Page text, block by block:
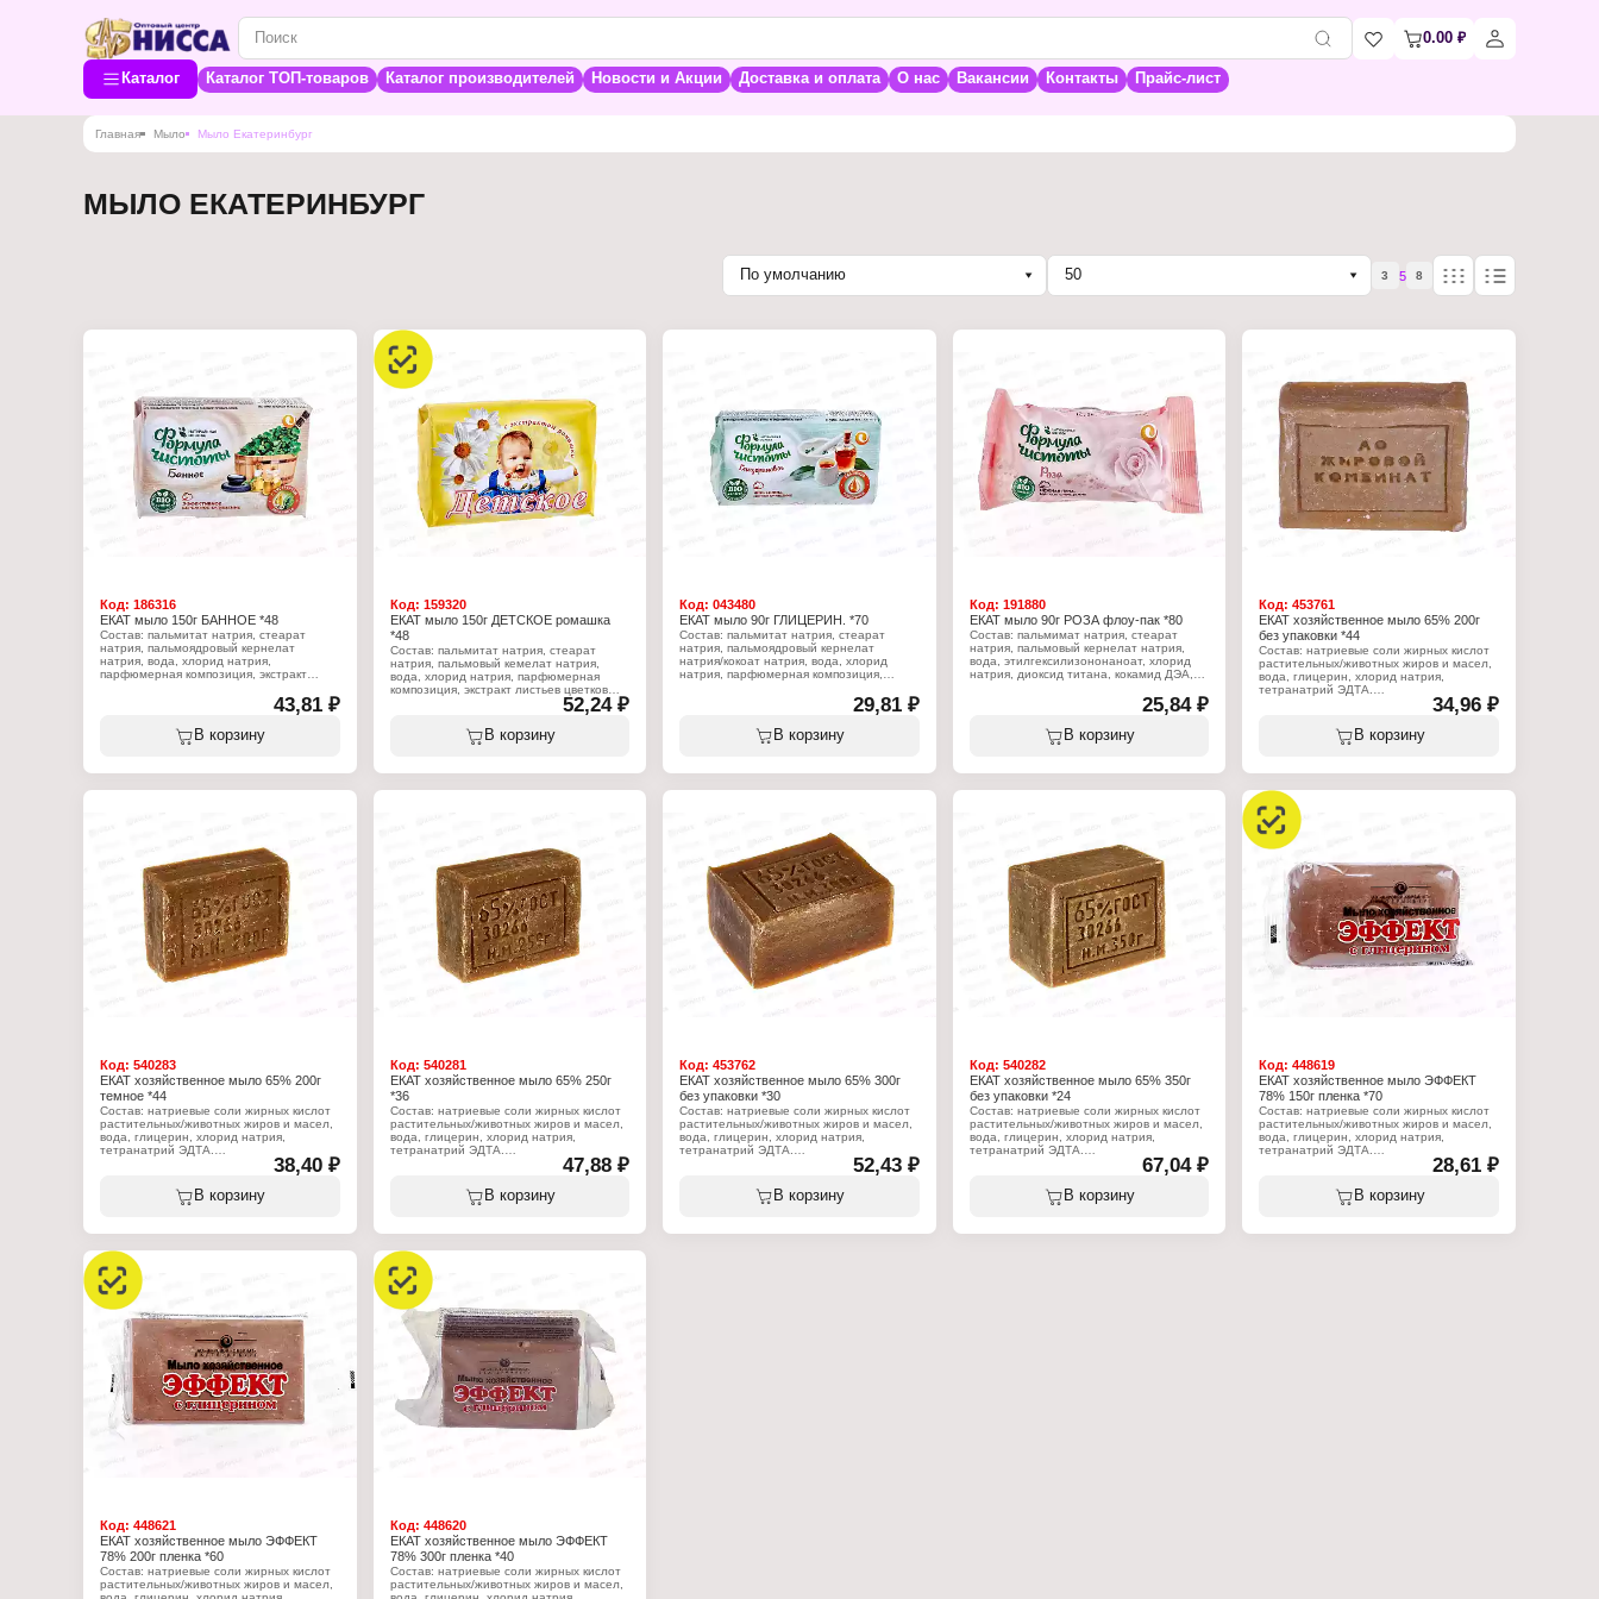
0.00 ₽
Каталог Каталог ТОП-товаров Каталог производителей Новости и Акции Доставка и оплата О нас Вакансии Контакты Прайс-лист
Главная Мыло Мыло Екатеринбург
МЫЛО ЕКАТЕРИНБУРГ
По умолчанию 50 3 5 8
Код: 186316
ЕКАТ мыло 150г БАННОЕ *48
Состав: пальмитат натрия, стеарат
натрия, пальмоядровый кернелат
натрия, вода, хлорид натрия,
парфюмерная композиция, экстракт
сои (глицин), диоксид титана, тальк,
кокамид ДЭА, тетранатрий ЭДТА,
Серия: Формула чистоты
43,81 ₽
В корзину
Код: 159320
ЕКАТ мыло 150г ДЕТСКОЕ ромашка
*48
Состав: пальмитат натрия, стеарат
натрия, пальмовый кемелат натрия,
вода, хлорид натрия, парфюмерная
композиция, экстракт листьев цветков
ромашки аптечной, масло сои (глицин),
диоксид титана, тальк, кокамид ДЭА,
тетранатрий ЭДТА, гексилциннамаль,
Екатеринбург
52,24 ₽
В корзину
Код:043480
ЕКАТ мыло 90г ГЛИЦЕРИН. *70
Состав: пальмитат натрия, стеарат
натрия, пальмоядровый кернелат
натрия/кокоат натрия, вода, хлорид
натрия, парфюмерная композиция,
кокамид ДЭА, тетранатрий ЭДТА,
гексилциннамаль, линалоол, лимонен,
бензилсалицилат, гераниол, Cl 19140.
Серия: Формула чистоты
Активные компоненты: глицерин
29,81 ₽
В корзину
Код: 191880
ЕКАТ мыло 90г РОЗА флоу-пак *80
Состав: пальмимат натрия, стеарат
натрия, пальмовый кернелат натрия,
вода, этилгексилизононаноат, хлорид
натрия, диоксид титана, кокамид ДЭА,
Производитель: Жировой Комбинат
Екатеринбург
Вес: 90 г
25,84 ₽
В корзину
Код:453761
ЕКАТ хозяйственное мыло 65% 200г
без упаковки *44
Состав: натриевые соли жирных кислот
растительных/животных жиров и масел,
вода, глицерин, хлорид натрия,
тетранатрий ЭДТА.
Производитель: Жировой Комбинат
Вес: 200 г
Особенность: без упаковки
34,96 ₽
В корзину
Код: 540283
ЕКАТ хозяйственное мыло 65% 200г
темное *44
Состав: натриевые соли жирных кислот
растительных/животных жиров и масел,
вода, глицерин, хлорид натрия,
тетранатрий ЭДТА.
Производитель: Жировой Комбинат
Вес: 200 г
Особенность: темное
38,40 ₽
В корзину
Код: 540281
ЕКАТ хозяйственное мыло 65% 250г
*36
Состав: натриевые соли жирных кислот
растительных/животных жиров и масел,
вода, глицерин, хлорид натрия,
тетранатрий ЭДТА.
Производитель: Жировой Комбинат
Вес: 250 г
47,88 ₽
В корзину
Код:453762
ЕКАТ хозяйственное мыло 65% 300г
без упаковки *30
Состав: натриевые соли жирных кислот
растительных/животных жиров и масел,
вода, глицерин, хлорид натрия,
тетранатрий ЭДТА.
Производитель: Жировой Комбинат
Екатеринбург
52,43 ₽
В корзину
Код: 540282
ЕКАТ хозяйственное мыло 65% 350г
без упаковки *24
Состав: натриевые соли жирных кислот
растительных/животных жиров и масел,
вода, глицерин, хлорид натрия,
тетранатрий ЭДТА.
Производитель: Жировой Комбинат
67,04 ₽
В корзину
Код:448619
ЕКАТ хозяйственное мыло ЭФФЕКТ
78% 150г пленка *70
Состав: натриевые соли жирных кислот
растительных/животных жиров и масел,
вода, глицерин, хлорид натрия,
тетранатрий ЭДТА.
Производитель: Жировой Комбинат
28,61 ₽
В корзину
Код: 448621
ЕКАТ хозяйственное мыло ЭФФЕКТ
78% 200г пленка *60
Состав: натриевые соли жирных кислот
растительных/животных жиров и масел,
Код: 448620
ЕКАТ хозяйственное мыло ЭФФЕКТ
78% 300г пленка *40
Состав: натриевые соли жирных кислот
растительных/животных жиров и масел,